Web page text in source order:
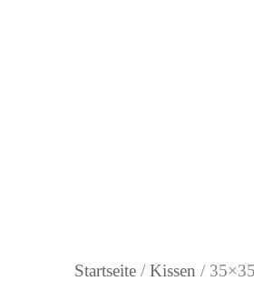
Startseite / Kissen /